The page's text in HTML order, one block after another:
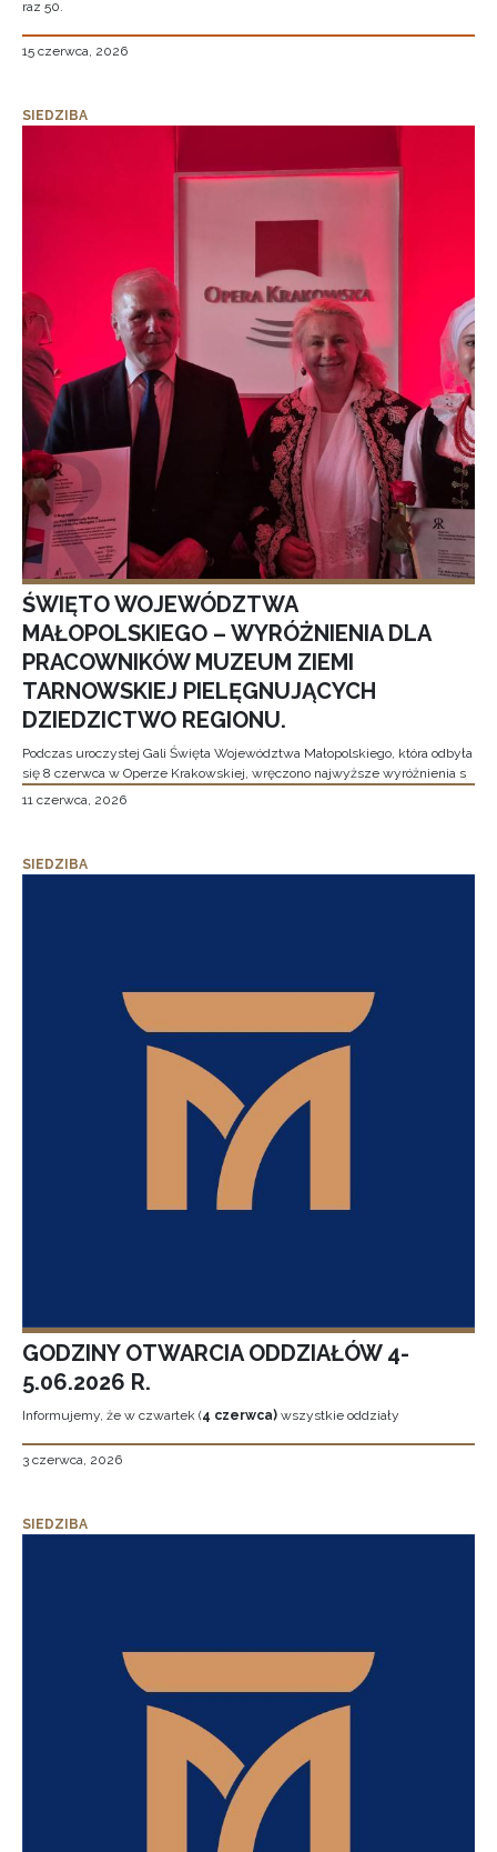
raz 50.
15 czerwca, 2026
SIEDZIBA
ŚWIĘTO WOJEWÓDZTWA
MAŁOPOLSKIEGO – WYRÓŻNIENIA DLA
PRACOWNIKÓW MUZEUM ZIEMI
TARNOWSKIEJ PIELĘGNUJĄCYCH
DZIEDZICTWO REGIONU.
Podczas uroczystej Gali Święta Województwa Małopolskiego, która odbyła
się 8 czerwca w Operze Krakowskiej, wręczono najwyższe wyróżnienia s
11 czerwca, 2026
SIEDZIBA
GODZINY OTWARCIA ODDZIAŁÓW 4-
5.06.2026 R.
Informujemy, że w czwartek (4 czerwca) wszystkie oddziały
3 czerwca, 2026
SIEDZIBA